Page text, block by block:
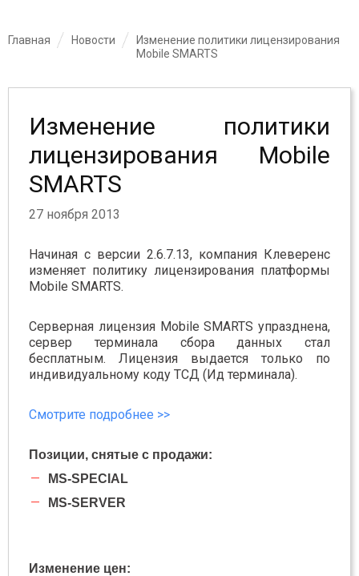
Главная Новости
Изменение политики лицензирования
Mobile SMARTS
Изменение политики
лицензирования Mobile
SMARTS
27 ноября 2013
Начиная с версии 2.6.7.13, компания Клеверенс
изменяет политику лицензирования платформы
Mobile SMARTS.
Серверная лицензия Mobile SMARTS упразднена,
сервер терминала сбора данных стал
бесплатным. Лицензия выдается только по
индивидуальному коду ТСД (Ид терминала).
Смотрите подробнее >>
Позиции, снятые с продажи:
MS-SPECIAL
MS-SERVER
Изменение цен: